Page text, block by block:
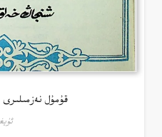
قۇمۇل